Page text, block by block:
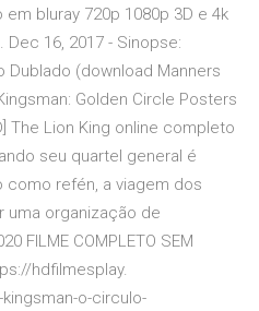
bluray 720p 1080p 3D e 4k
Dec 16, 2017 - Sinopse:
Dublado (download Manners
Golden Circle Posters
Lion King online completo
seu quartel general é
refén, a viagem dos
uma organização de
FILME COMPLETO SEM
hdfilmesplay.
o-circulo-